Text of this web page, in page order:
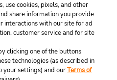
cookies, pixels, and other
share information you provide
interactions with our site for ad
customer service and for site
clicking one of the buttons
technologies (as described in
your settings) and ourTerms of